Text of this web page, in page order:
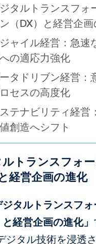
タルトランスフォ
（DX）と経営企
ャイル経営：急速
の適応力強化
タドリブン経営：
セスの高度化
テナビリティ経営
創造へシフト
ルトランスフォ
経営企画の進化
ジタルトランスフ
経営企画の進化」
ジタル技術を浸透